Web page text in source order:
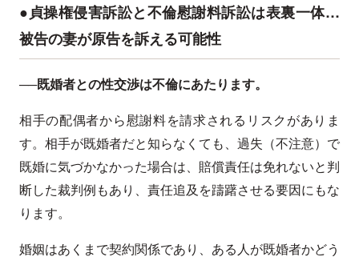
●貞操権侵害訴訟と不倫慰謝料訴訟は表裏一体…
被告の妻が原告を訴える可能性
──既婚者との性交渉は不倫にあたります。
相手の配偶者から慰謝料を請求されるリスクがありま
す。相手が既婚者だと知らなくても、過失（不注意）で
既婚に気づかなかった場合は、賠償責任は免れないと判
断した裁判例もあり、責任追及を躊躇させる要因にもな
ります。
婚姻はあくまで契約関係であり、ある人が既婚者かどう